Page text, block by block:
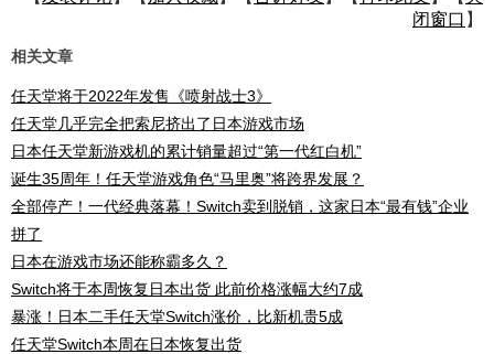
闭窗口 】
相关文章
任天堂将于2022年发售《喷射战士3》
任天堂几乎完全把索尼挤出了日本游戏市场
日本任天堂新游戏机的累计销量超过“第一代红白机”
诞生35周年！任天堂游戏角色“马里奥”将跨界发展？
全部停产！一代经典落幕！Switch卖到脱销，这家日本“最有钱”企业
拼了
日本在游戏市场还能称霸多久？
Switch将于本周恢复日本出货 此前价格涨幅大约7成
暴涨！日本二手任天堂Switch涨价，比新机贵5成
任天堂Switch本周在日本恢复出货